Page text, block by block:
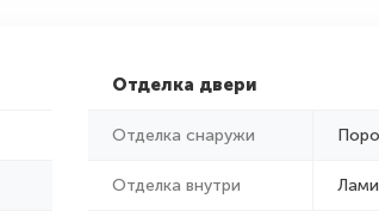
Отделка двери
Отделка снаружи
Отделка внутри